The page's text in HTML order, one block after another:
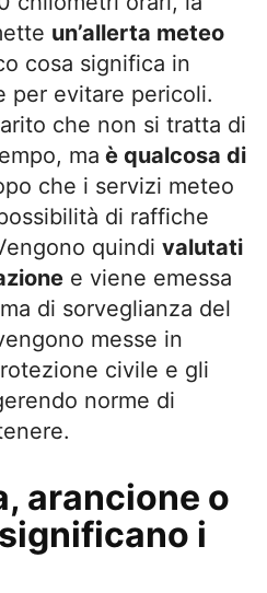
un’allerta meteo
cosa significa in
per evitare pericoli.
che non si tratta di
ma è qualcosa di
che i servizi meteo
di raffiche
quindi valutati
e viene emessa
di sorveglianza del
messe in
civile e gli
norme di
arancione o
i